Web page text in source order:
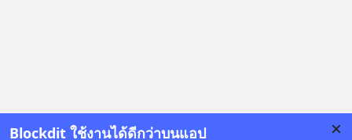
Blockdit ใช้งานได้ดีกว่าบนแอป